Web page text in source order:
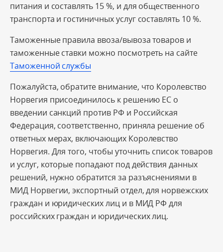
питания и составлять 15 %, и для общественного
транспорта и гостиничных услуг составлять 10 %.
Таможенные правила ввоза/вывоза товаров и
таможенные ставки можно посмотреть на сайте
Таможенной службы
Пожалуйста, обратите внимание, что Королевство
Норвегия присоединилось к решению ЕС о
введении санкций против РФ и Российская
Федерация, соответственно, приняла решение об
ответных мерах, включающих Королевство
Норвегия. Для того, чтобы уточнить список товаров
и услуг, которые попадают под действия данных
решений, нужно обратится за разъяснениями в
МИД Норвегии, экспортный отдел, для норвежских
граждан и юридических лиц и в МИД РФ для
российских граждан и юридических лиц.